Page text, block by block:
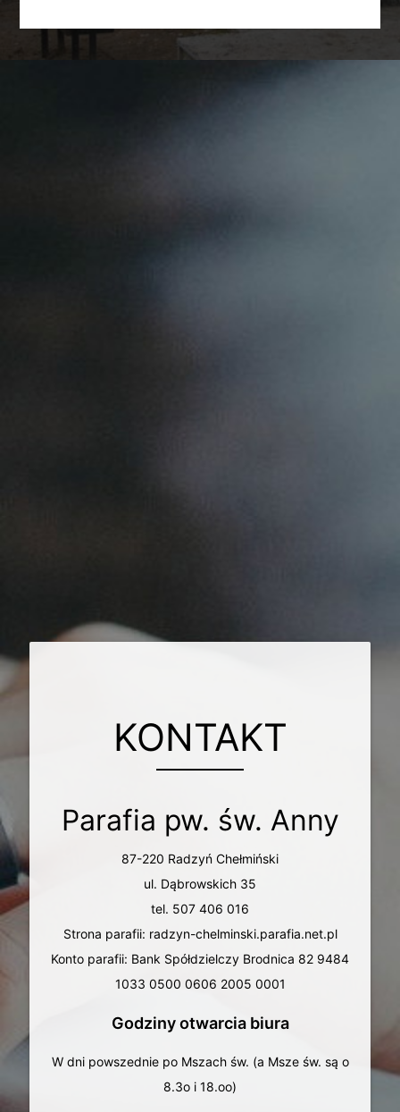
KONTAKT
Parafia pw. św. Anny
87-220 Radzyń Chełmiński
ul. Dąbrowskich 35
tel. 507 406 016
Strona parafii: radzyn-chelminski.parafia.net.pl
Konto parafii: Bank Spółdzielczy Brodnica 82 9484
1033 0500 0606 2005 0001
Godziny otwarcia biura
W dni powszednie po Mszach św. (a Msze św. są o
8.3o i 18.oo)